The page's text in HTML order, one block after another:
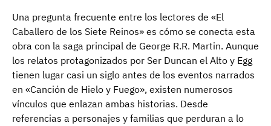
Una pregunta frecuente entre los lectores de «El
Caballero de los Siete Reinos» es cómo se conecta esta
obra con la saga principal de George R.R. Martin. Aunque
los relatos protagonizados por Ser Duncan el Alto y Egg
tienen lugar casi un siglo antes de los eventos narrados
en «Canción de Hielo y Fuego», existen numerosos
vínculos que enlazan ambas historias. Desde
referencias a personajes y familias que perduran a lo